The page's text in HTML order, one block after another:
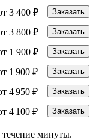
3 400 ₽ Заказать
3 800 ₽ Заказать
1 900 ₽ Заказать
1 900 ₽ Заказать
4 950 ₽ Заказать
4 100 ₽ Заказать
течение минуты.